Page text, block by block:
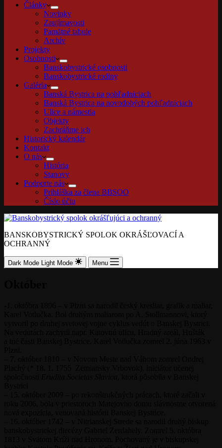
Články
Novinky
Zaujímavosti
Pamätné tabule
Archív
Projekty
Osobnosti
Banskobystrické osobnosti
Banskobystrické rodiny
Galéria
Banská Bystrica na pohľadniciach
Banská Bystrica na novodobých pohľadniciach
Ulice a námestia
Objekty
Zachráňme ich
Historický kalendár
Kontakt
O nás
História
Stanovy
Podporte nás
Prihláška za člena BBSOO
Číslo účtu
BANSKOBYSTRICKÝ SPOLOK OKRÁŠĽOVACÍ A
OCHRANNÝ
Dark Mode Light Mode Menu